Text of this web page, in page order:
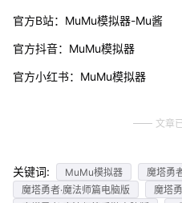
官方B站：MuMu模拟器-Mu酱
官方抖音：MuMu模拟器
官方小红书：MuMu模拟器
文章
关键词: MuMu模拟器
魔塔勇
魔塔勇者·魔法师篇电脑版
魔塔